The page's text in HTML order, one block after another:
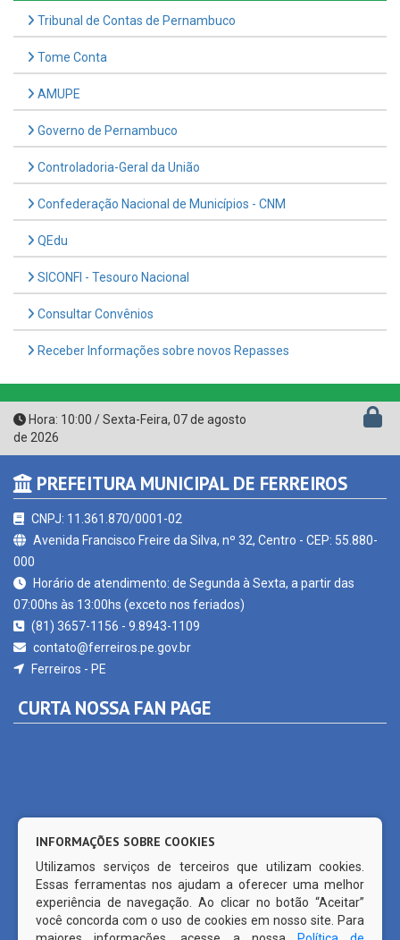
Tome Conta
AMUPE
Governo de Pernambuco
Controladoria-Geral da União
Confederação Nacional de Municípios - CNM
QEdu
SICONFI - Tesouro Nacional
Consultar Convênios
Receber Informações sobre novos Repasses
Hora:10:00/Sexta-Feira,07 de agosto
de 2026
PREFEITURA MUNICIPAL DE FERREIROS
CNPJ: 11.361.870/0001-02
000
Horário de atendimento: de Segunda à Sexta, a partir das
contato@ferreiros.pe.gov.br
Ferreiros - PE
CURTA NOSSA FAN PAGE
INFORMAÇÕES SOBRE COOKIES
Utilizamos serviços de terceiros que utilizam cookies.
Essas ferramentas nos ajudam a oferecer uma melhor
experiência de navegação. Ao clicar no botão “Aceitar”
você concorda com o uso de cookies em nosso site. Para